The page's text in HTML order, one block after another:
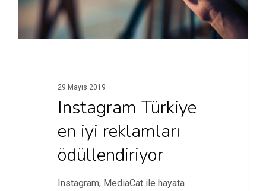
29 Mayıs 2019
Instagram Türkiye
en iyi reklamları
ödüllendiriyor
Instagram, MediaCat ile hayata